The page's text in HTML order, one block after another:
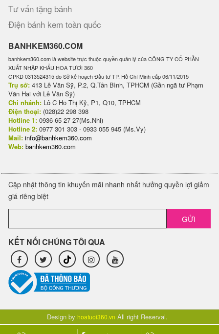
Tư vấn tặng bánh
Điện bánh kem toàn quốc
BANHKEM360.COM
banhkem360.com là website trực thuộc quyền quản lý của CÔNG TY CỔ PHẦN
XUẤT NHẬP KHẨU HOA TƯƠI 360
GPKD 0313524315 do Sở kế hoạch Đầu tư TP. Hồ Chí Minh cấp 06/11/2015
Trụ sở: 413 Lê Văn Sỹ, P.2, Q.Tân Bình, TPHCM (Gần ngã tư Phạm
Văn Hai với Lê Văn Sỹ)
Chi nhánh: Lô C Hồ Thị Kỷ, P1, Q10, TPHCM
Điện thoại: (028)22 298 398
Hotline 1: 0936 65 27 27(Ms.Nhi)
Hotline 2: 0977 301 303 - 0933 055 945 (Ms.Vy)
Mail: info@banhkem360.com
Web: banhkem360.com
Cập nhật thông tin khuyến mãi nhanh nhất hưởng quyền lợi giảm
giá riêng biệt
GỬI
KẾT NỐI CHÚNG TÔI QUA
Design by hoatuoi360.vn All right Reserval.